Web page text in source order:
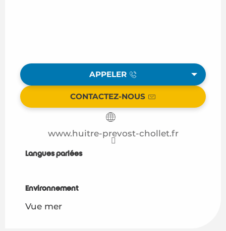
APPELER
CONTACTEZ-NOUS
www.huitre-prevost-chollet.fr
Langues parlées
Langues parlées
Environnement
Environnement
Vue mer